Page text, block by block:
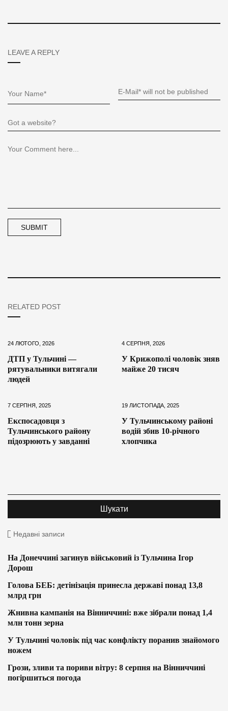
LEAVE A REPLY
RELATED POST
24 ЛЮТОГО, 2026
ДТП у Тульчині —
рятувальники витягали
людей
4 СЕРПНЯ, 2026
У Крижополі чоловік зняв
майже 20 тисяч
7 СЕРПНЯ, 2025
Експосадовця з
Тульчинського району
підозрюють у завданні
19 ЛИСТОПАДА, 2025
У Тульчинському районі
водій збив 10-річного
хлопчика
Недавні записи
На Донеччині загинув військовий із Тульчина Ігор
Дорош
Голова БЕБ: детінізація принесла державі понад 13,8
млрд грн
Жнивна кампанія на Вінниччині: вже зібрали понад 1,4
млн тонн зерна
У Тульчині чоловік під час конфлікту поранив знайомого
ножем
Грози, зливи та пориви вітру: 8 серпня на Вінниччині
погіршиться погода